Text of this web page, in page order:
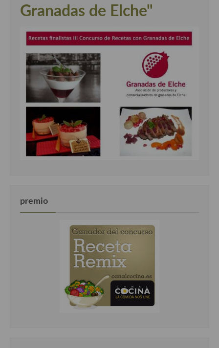
Granadas de Elche"
premio